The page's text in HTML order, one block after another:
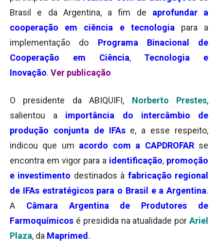
Brasil e da Argentina, a fim de aprofundar a
cooperação em ciência e tecnologia para a
implementação do Programa Binacional de
Cooperação em Ciência, Tecnologia e
Inovação. Ver publicação
O presidente da ABIQUIFI, Norberto Prestes,
salientou a importância do intercâmbio de
produção conjunta de IFAse, a esse respeito,
indicou que um acordo com a CAPDROFAR se
encontra em vigor para a identificação, promoção
e investimento destinados à fabricação regional
de IFAs estratégicos para o Brasil e a Argentina.
A Câmara Argentina de Produtores de
Farmoquímicos é presidida na atualidade por Ariel
Plaza, da Maprimed .